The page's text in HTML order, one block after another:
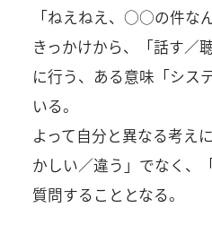
「ねえねえ、○○の件な
きっかけから、「話す／
に行う、ある意味「シス
いる。
よって自分と異なる考え
かしい／違う」でなく、
質問することとなる。